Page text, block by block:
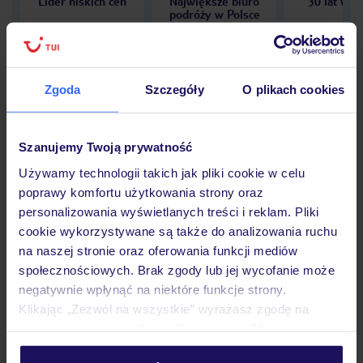
Zgoda Szczegóły O plikach cookies
Szanujemy Twoją prywatność
Używamy technologii takich jak pliki cookie w celu
poprawy komfortu użytkowania strony oraz
personalizowania wyświetlanych treści i reklam. Pliki
cookie wykorzystywane są także do analizowania ruchu
na naszej stronie oraz oferowania funkcji mediów
społecznościowych. Brak zgody lub jej wycofanie może
negatywnie wpłynąć na niektóre funkcje strony.
Klikając „Zezwól na wszystkie” wyrażasz zgodę na
personalizować swój wybór wchodząc w zakładkę
podróży w Polsce
Opinie
Pokoje
Wyżywienie